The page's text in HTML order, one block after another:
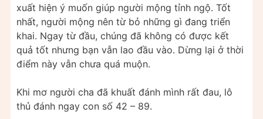
xuất hiện ý muốn giúp người mộng tỉnh ngộ. Tốt
nhất, người mộng nên từ bỏ những gì đang triển
khai. Ngay từ đầu, chúng đã không có được kết
quả tốt nhưng bạn vẫn lao đầu vào. Dừng lại ở thời
điểm này vẫn chưa quá muộn.
Khi mơ người cha đã khuất đánh mình rất đau, lô
thủ đánh ngay con số 42 – 89.